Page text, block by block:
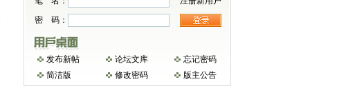
密 码：
发布新帖 论坛文库
忘记密码
简洁版
修改密码 版主公告